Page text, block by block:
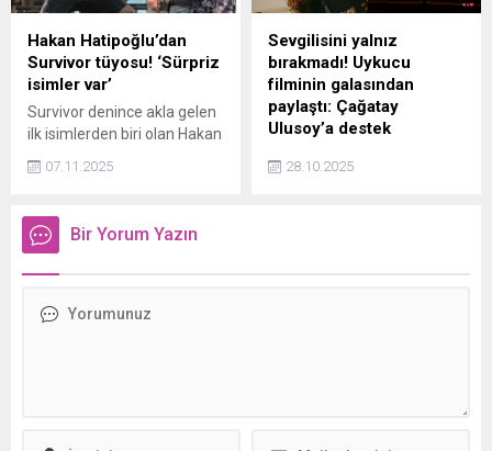
sebebini ve sabotaj
ihtimalini kapsamlı olarak
değerlendirmektedir."
ifadesini kullandı.
adamsın" şeklinde yorumlar
yaptı.
Hakan Hatipoğlu’dan
Survivor tüyosu! ‘Sürpriz
isimler var’
Survivor denince akla gelen
ilk isimlerden biri olan Hakan
Hatipoğlu ile birlikte bir
Neşeli tavırlarıyla dikkat
çeken çift, basın
07.11.2025
Sevgilisini yalnız
bırakmadı! Uykucu
filminin galasından
paylaştı: Çağatay
Ulusoy’a destek
Sangu'nun yeni filmi
28.10.2025
Bir Yorum Yazın